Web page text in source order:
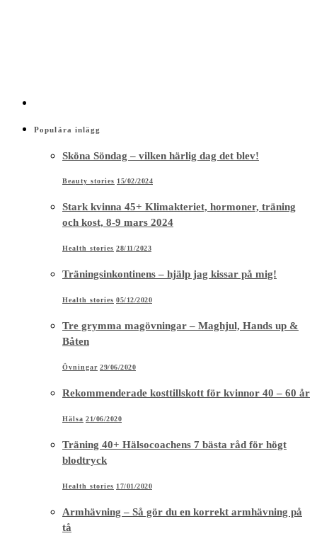
Populära inlägg
Sköna Söndag – vilken härlig dag det blev!
Beauty stories 15/02/2024
Stark kvinna 45+ Klimakteriet, hormoner, träning
och kost, 8-9 mars 2024
Health stories 28/11/2023
Träningsinkontinens – hjälp jag kissar på mig!
Health stories 05/12/2020
Tre grymma magövningar – Maghjul, Hands up &
Båten
Övningar 29/06/2020
Rekommenderade kosttillskott för kvinnor 40 – 60 år
Hälsa 21/06/2020
Träning 40+ Hälsocoachens 7 bästa råd för högt
blodtryck
Health stories 17/01/2020
Armhävning – Så gör du en korrekt armhävning på
tå